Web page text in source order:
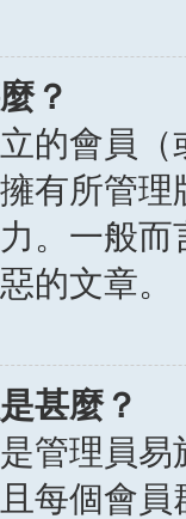
？
的會員
有所管
。一般
的文章。
甚麼？
管理員
每個會